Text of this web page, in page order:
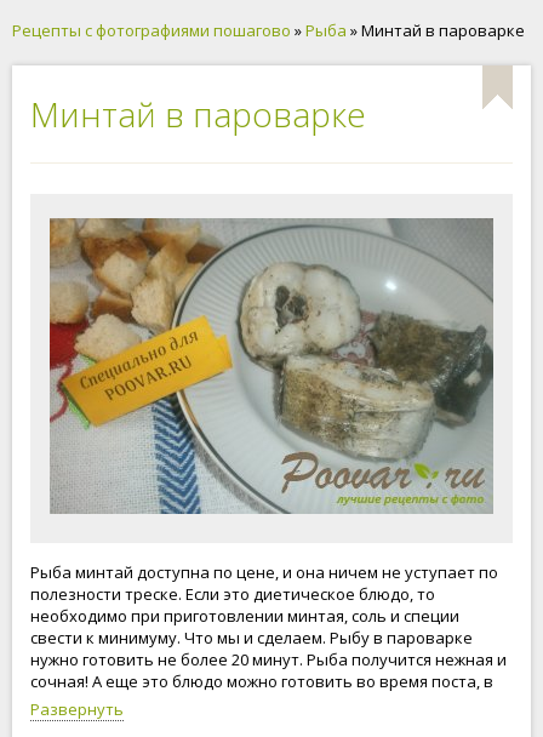
Рецепты с фотографиями пошагово »Рыба » Минтай в пароварке
Минтай в пароварке
Рыба минтай доступна по цене, и она ничем не уступает по
полезности треске. Если это диетическое блюдо, то
необходимо при приготовлении минтая, соль и специи
свести к минимуму. Что мы и сделаем. Рыбу в пароварке
нужно готовить не более 20 минут. Рыба получится нежная и
сочная! А еще это блюдо можно готовить во время поста, в
те дни, когда можно кушать рыбу. Приступим к
приготовлению минтая!
Развернуть